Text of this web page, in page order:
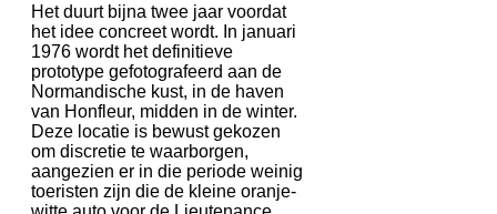
Het duurt bijna twee jaar voordat
het idee concreet wordt. In januari
1976 wordt het definitieve
prototype gefotografeerd aan de
Normandische kust, in de haven
van Honfleur, midden in de winter.
Deze locatie is bewust gekozen
om discretie te waarborgen,
aangezien er in die periode weinig
toeristen zijn die de kleine oranje-